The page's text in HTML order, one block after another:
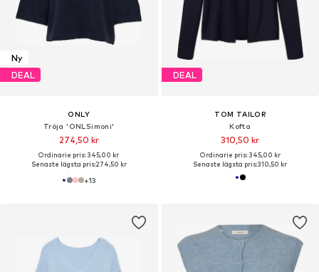
Ny
DEAL
ONLY
Tröja 'ONLSimoni'
274,50 kr
Ordinarie pris: 345,00 kr
Senaste lägsta pris:274,50 kr
+13
DEAL
TOM TAILOR
Kofta
310,50 kr
Ordinarie pris: 345,00 kr
Senaste lägsta pris:310,50 kr